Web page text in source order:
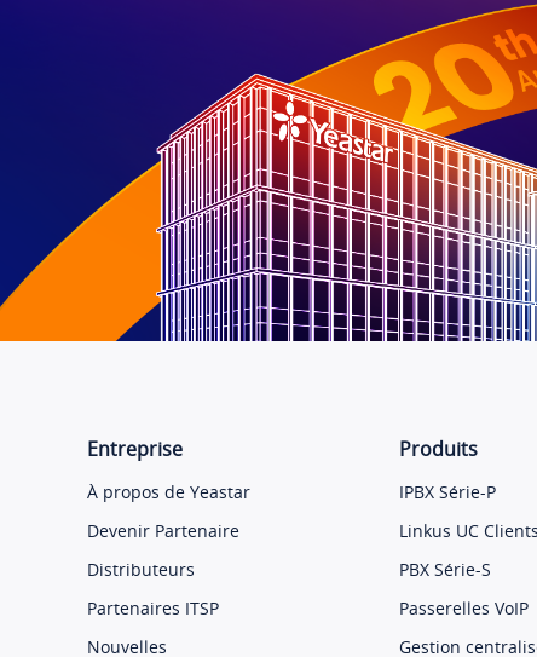
Entreprise
À propos de Yeastar
Devenir Partenaire
Distributeurs
Partenaires ITSP
Nouvelles
Produits
IPBX Série-P
Linkus UC Clients
PBX Série-S
Passerelles VoIP
Gestion